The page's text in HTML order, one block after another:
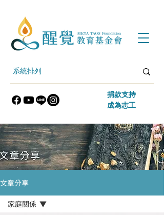
​捐款支持
​成為志工
文章分享
家庭關係